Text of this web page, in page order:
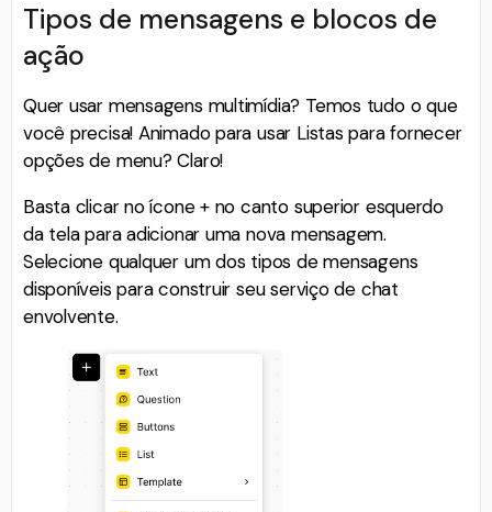
Tipos de mensagens e blocos de
ação
Quer usar mensagens multimídia? Temos tudo o que
você precisa! Animado para usar Listas para fornecer
opções de menu? Claro!
Basta clicar no ícone + no canto superior esquerdo
da tela para adicionar uma nova mensagem.
Selecione qualquer um dos tipos de mensagens
disponíveis para construir seu serviço de chat
envolvente.